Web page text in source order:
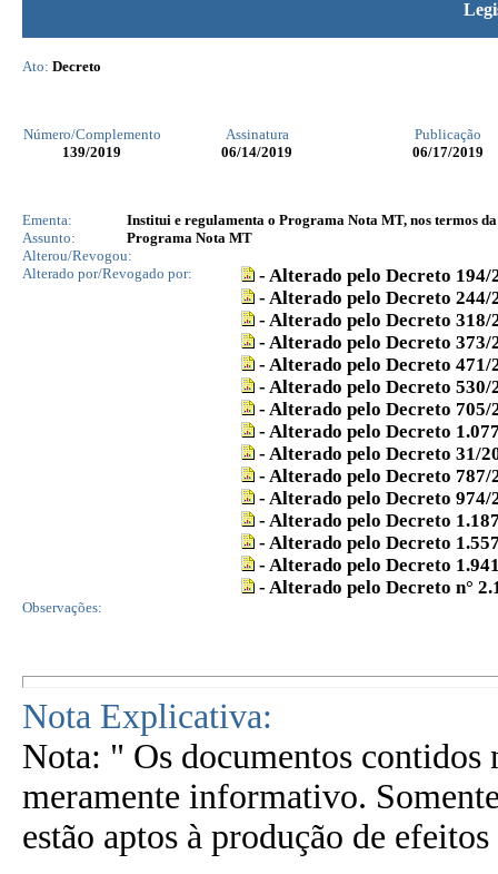
Ato: Decreto
Número/Complemento Assinatura
Publicação
139/2019 06/14/2019 06/17/2019
Ementa:
Institui e regulamenta o Programa Nota MT, nos termos
Assunto:
Programa Nota MT
Alterou/Revogou:
Alterado por/Revogado por:
- Alterado pelo Decreto 194/
- Alterado pelo Decreto 244/
- Alterado pelo Decreto 318/
- Alterado pelo Decreto 373/
- Alterado pelo Decreto 471/
- Alterado pelo Decreto 530/
- Alterado pelo Decreto 705/
- Alterado pelo Decreto
- Alterado pelo Decreto 31/
- Alterado pelo Decreto 787/
- Alterado pelo Decreto 974/
- Alterado pelo Decreto
- Alterado pelo Decreto
- Alterado pelo Decreto
- Alterado pelo Decreto n°
Observações:
Nota Explicativa:
Nota: " Os documentos contidos
meramente informativo.
estão aptos à produção de